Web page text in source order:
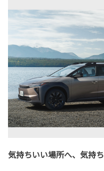
気持ちいい場所へ、気持